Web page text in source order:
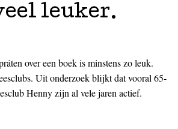
leuker.
over een boek is minstens zo leuk.
Uit onderzoek blijkt dat vooral 65-
Henny zijn al vele jaren actief.